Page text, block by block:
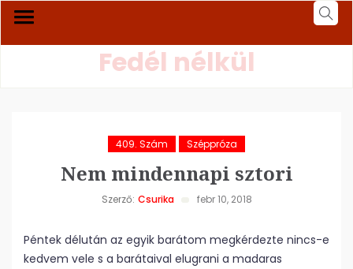
Fedél nélkül
409. Szám Széppróza
Nem mindennapi sztori
Szerző: Csurika febr 10, 2018
Péntek délután az egyik barátom megkérdezte nincs-e
kedvem vele s a barátaival elugrani a madaras